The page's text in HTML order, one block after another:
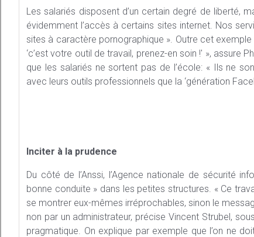
Les salariés disposent d’un certain degré de liberté,
évidemment l’accès à certains sites internet. Nos
sites à caractère pornographique ». Outre cet
‘c’est votre outil de travail, prenez-en soin !' », assure
que les salariés ne sortent pas de l’école: « Ils ne
avec leurs outils professionnels que la ‘génération
Inciter à la prudence
Du côté de l’Anssi, l’Agence nationale de sécurité
bonne conduite » dans les petites structures. « Ce
se montrer eux-mêmes irréprochables, sinon le
non par un administrateur, précise Vincent Strubel,
pragmatique. On explique par exemple que l’on ne